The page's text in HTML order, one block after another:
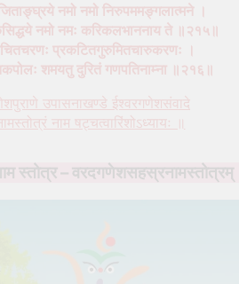
नमो नमो निरुपममङ्गलात्मने ।
नमो नमः करिकलभाननाय ते ॥२१५॥
प्रकटितगुरुमितचारुकरणः ।
शमयतु दुरितं गणपतिनाम्ना ॥२१६॥
उपासनाखण्डे ईश्वरगणेशसंवादे
नाम षट्चत्वारिंशोऽध्यायः ॥
स्तोत्र – वरदगणेशसहस्रनामस्तोत्रम्